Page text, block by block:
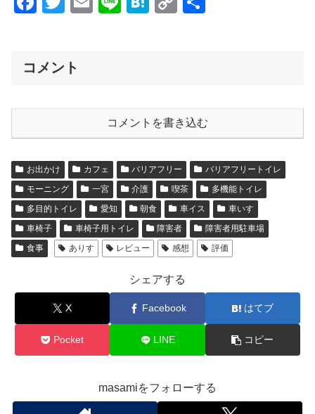
e
o
o
k
er
n
k
コメント
コメントを書き込む
お出かけ カフェ バリアフリー
バリアフリートイレ
モーニング
一宮 介護 喫茶
多機能トイレ
多目的トイレ
愛知 朝食 車イス
車いす
車椅子
車椅子用トイレ 障害者
障害者用駐車場
食事
ありす レビュー 感想 評価
シェアする
X Facebook はてブ
Pocket LINE コピー
masamiをフォローする